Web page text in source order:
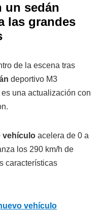
un sedán
las grandes
de la escena tras
deportivo M3
una actualización con
vehículo acelera de 0 a
los 290 km/h de
características
vehículo